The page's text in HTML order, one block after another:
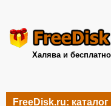
Халява и
FreeDisk.ru: каталог